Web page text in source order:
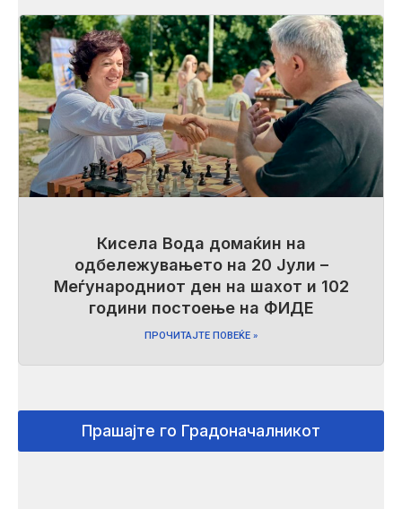
Кисела Вода домаќин на
одбележувањето на 20 Јули –
Меѓународниот ден на шахот и 102
години постоење на ФИДЕ
ПРОЧИТАЈТЕ ПОВЕЌЕ »
Прашајте го Градоначалникот